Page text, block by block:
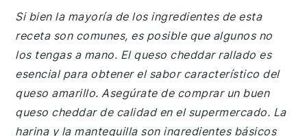
Si bien la mayoría de los ingredientes de esta
receta son comunes, es posible que algunos no
los tengas a mano. El queso cheddar rallado es
esencial para obtener el sabor característico del
queso amarillo. Asegúrate de comprar un buen
queso cheddar de calidad en el supermercado. La
harina y la mantequilla son ingredientes básicos